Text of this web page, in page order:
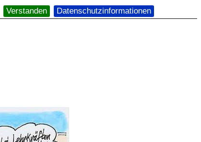
Verstanden Datenschutzinformationen